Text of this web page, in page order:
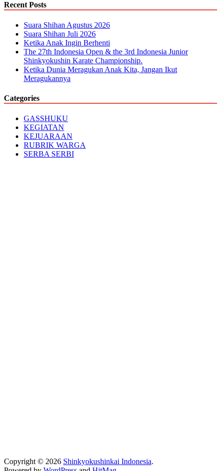
Recent Posts
Suara Shihan Agustus 2026
Suara Shihan Juli 2026
Ketika Anak Ingin Berhenti
The 27th Indonesia Open & the 3rd Indonesia Junior
Shinkyokushin Karate Championship.
Ketika Dunia Meragukan Anak Kita, Jangan Ikut
Meragukannya
Categories
GASSHUKU
KEGIATAN
KEJUARAAN
RUBRIK WARGA
SERBA SERBI
Copyright © 2026 Shinkyokushinkai Indonesia.